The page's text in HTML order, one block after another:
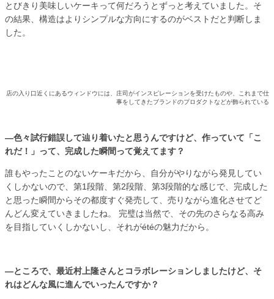
とびきり美味しいケーキって何だろうとずっと考えていました。そ
の結果、構造はよりシンプルな方向にするのがベストだと判断しま
した。
店の入り口近くにあるウィンドウには、庄司がインスピレーションを受けたものや、これまで仕
事をしてきたブランドのプロダクトなどが飾られている
―色々試行錯誤して辿り着いたと思うんですけど、作っていて「こ
れだ！」って、完成した瞬間って覚えてます？
誰もやったことのないケーキだから、自分がやりながら発見してい
くしかないので、第1段階、第2段階、第3段階的な感じで、完成した
と思った瞬間からその都度すぐ発売して、売りながら進化させてど
んどん変えていきましたね。 完璧は当然で、その先のさらなる高み
を目指していくしかないし、それがétéの魅力だから。
―ところで、最近村上隆さんとコラボレーションしましたけど、そ
れはどんな風に進んでいったんですか？